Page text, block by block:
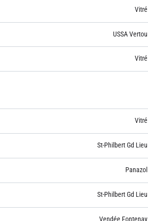
Vitré
USSA Vertou
Vitré
Vitré
St-Philbert Gd Lieu
Panazol
St-Philbert Gd Lieu
Vendée Fontenay